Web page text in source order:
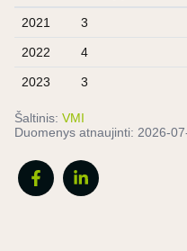
2021 3
2022 4
2023 3
Šaltinis: VMI
Duomenys atnaujinti: 2026-